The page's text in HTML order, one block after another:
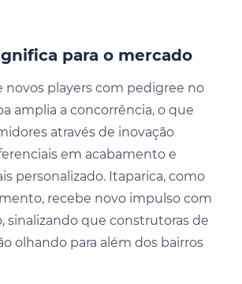
para o mercado
novos players com pedigree no
amplia a concorrência, o que
através de inovação
em acabamento e
personalizado. Itaparica, como
recebe novo impulso com
sinalizando que construtoras de
olhando para além dos bairros